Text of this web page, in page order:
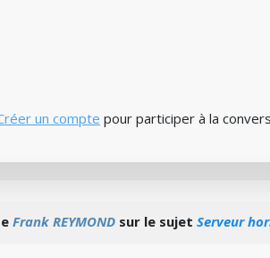
un compte pour participer à la
Frank REYMOND sur le sujet Serveur